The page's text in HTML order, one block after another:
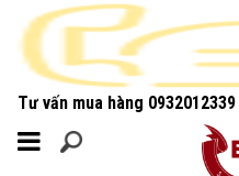
Tư vấn mua hàng 0932012339
MENU